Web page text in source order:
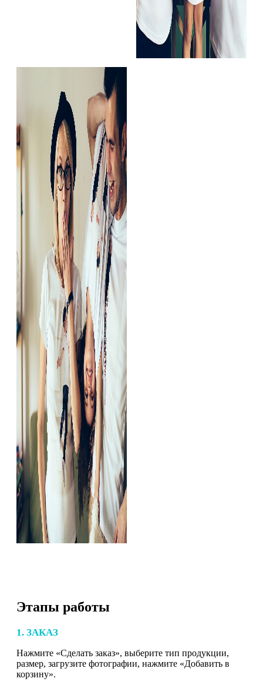
Этапы работы
1. ЗАКАЗ
Нажмите «Сделать заказ», выберите тип продукции,
размер, загрузите фотографии, нажмите «Добавить в
корзину».